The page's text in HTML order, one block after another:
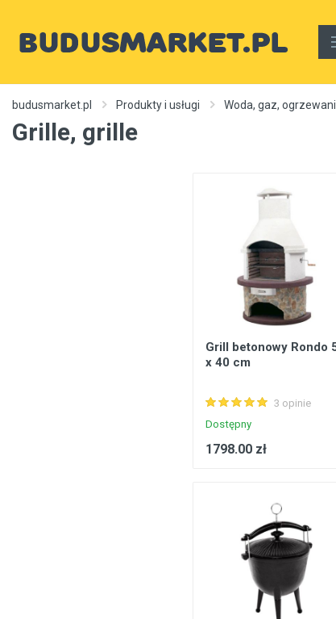
Materiały budowlane
Ogrzewanie, autonomiczne ogrzewanie, źródła ciepła
budusmarket.pl Produkty i usługi Woda, gaz,
Grille, grille
Grill betonowy Rondo
x 40 cm
3 opinie
Dostępny
1798.00 zł